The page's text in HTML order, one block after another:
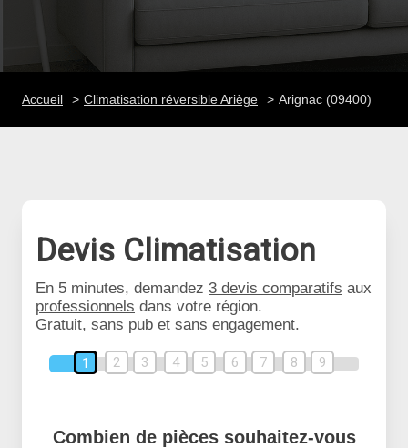
Accueil Climatisation réversible Ariège Arignac (09400)
Devis Climatisation
En 5 minutes, demandez 3 devis comparatifs aux
professionnels dans votre région.
Gratuit, sans pub et sans engagement.
1 2 3 4 5 6 7 8 9
Combien de pièces souhaitez-vous